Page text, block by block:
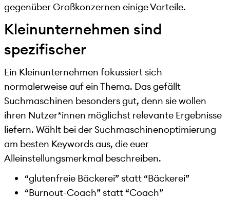
gegenüber Großkonzernen einige Vorteile.
Kleinunternehmen sind
spezifischer
Ein Kleinunternehmen fokussiert sich
normalerweise auf ein Thema. Das gefällt
Suchmaschinen besonders gut, denn sie wollen
ihren Nutzer*innen möglichst relevante Ergebnisse
liefern. Wählt bei der Suchmaschinenoptimierung
am besten Keywords aus, die euer
Alleinstellungsmerkmal beschreiben.
“glutenfreie Bäckerei” statt “Bäckerei”
“Burnout-Coach” statt “Coach”